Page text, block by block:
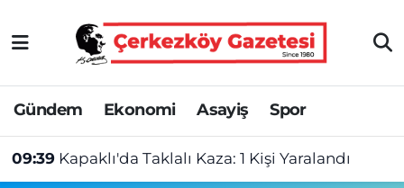
Gündem Ekonomi Asayiş Spor
09:39 Kapaklı'da Taklalı Kaza: 1 Kişi Yaralandı
Asayiş
Ekonomi
Gündem
Tekirdağ Nöbetçi Eczaneler
Tekirdağ Hava Durumu
Tekirdağ Namaz Vakitleri